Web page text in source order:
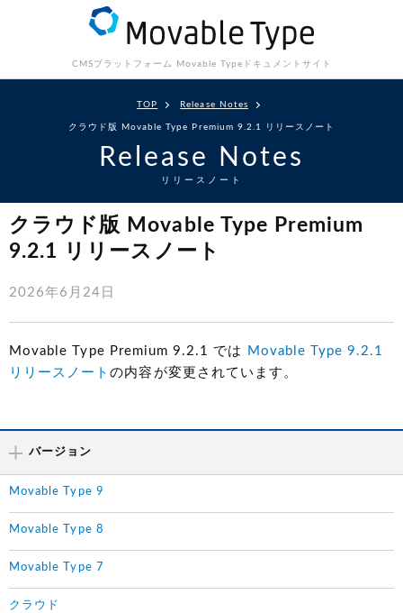
CMSプラットフォーム Movable Type ドキュメントサイト
TOP Release Notes
クラウド版 Movable Type Premium 9.2.1 リリースノート
Release Notes
リリースノート
クラウド版 Movable Type Premium
9.2.1 リリースノート
2026年6月24日
Movable Type Premium 9.2.1 では
Movable Type 9.2.1
リリースノートの内容が変更されています。
バージョン
Movable Type 9
Movable Type 8
Movable Type 7
クラウド